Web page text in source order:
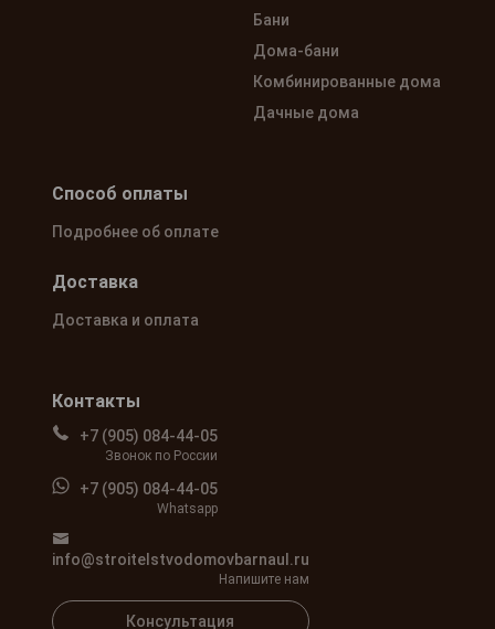
Бани
Дома-бани
Комбинированные дома
Дачные дома
Контакты
+7 (905) 084-44-05
Звонок по России
+7 (905) 084-44-05
Whatsapp
info@stroitelstvodomovbarnaul.ru
Напишите нам
Консультация
Способ оплаты
Подробнее об оплате
Доставка
Доставка и оплата